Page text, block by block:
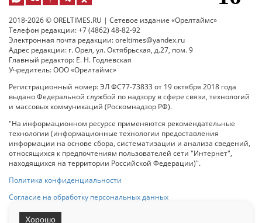
2018-2026 © ORELTIMES.RU | Сетевое издание «Орелтаймс»
Телефон редакции: +7 (4862) 48-82-92
Электронная почта редакции: oreltimes@yandex.ru
Адрес редакции: г. Орел, ул. Октябрьская, д.27, пом. 9
Главный редактор: Е. Н. Годлевская
Учредитель: ООО «Орелтаймс»
Регистрационный номер: ЭЛ ФС77-73833 от 19 октября 2018 года
выдано Федеральной службой по надзору в сфере связи, технологий
и массовых коммуникаций (Роскомнадзор РФ).
"На информационном ресурсе применяются рекомендательные
технологии (информационные технологии предоставления
информации на основе сбора, систематизации и анализа сведений,
относящихся к предпочтениям пользователей сети "Интернет",
находящихся на территории Российской Федерации)".
Политика конфиденциальности
Согласие на обработку персональных данных
Хорошо